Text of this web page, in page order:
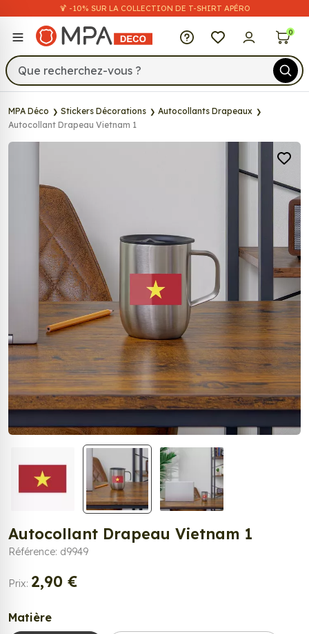
🍹 -10% SUR LA COLLECTION DE T-SHIRT APÉRO
MPA Déco 0
MPA Déco Stickers Décorations
Autocollants Drapeaux
Autocollant Drapeau Vietnam 1
Autocollant Drapeau Vietnam 1
Référence: d9949
Prix: 2,90 €
Matière